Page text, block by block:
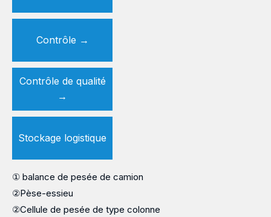
Contrôle →
Contrôle de qualité
→
Stockage logistique
① balance de pesée de camion
②Pèse-essieu
②Cellule de pesée de type colonne